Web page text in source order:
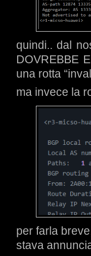
quindi.. dal
DOVREBBE
una rotta
ma invece la
per farla
stava